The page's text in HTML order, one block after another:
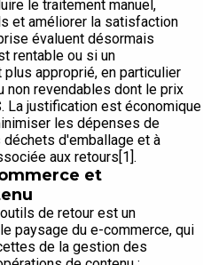
le traitement manuel,
et améliorer la satisfaction
évaluent désormais
rentable ou si un
approprié, en particulier
non revendables dont le prix
La justification est économique
les dépenses de
d'emballage et à
aux retours[1].
et
de retour est un
paysage du e-commerce, qui
de la gestion des